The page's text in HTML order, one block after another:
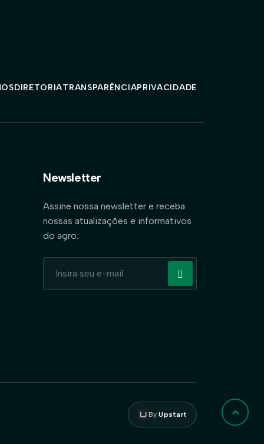
DIRETORIATRANSPARÊNCIAPRIVACIDADE
Newsletter
Assine nossa newsletter e receba
nossas atualizações e informativos
do agro.
ByUpstart